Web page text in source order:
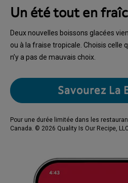
Un été tout en
Deux nouvelles boissons glacées
ou à la fraise tropicale. Choisis celle
n’y a pas de mauvais choix.
Savourez La
Pour une durée limitée dans les
Canada. © 2026 Quality Is Our Recipe,